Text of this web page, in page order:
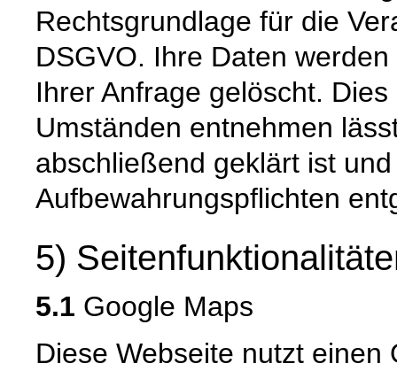
Rechtsgrundlage für die
DSGVO. Ihre Daten
Ihrer Anfrage gelöscht.
Umständen entnehmen
abschließend geklärt ist
Aufbewahrungspflichten
5)
5.1 Google Maps
Diese Webseite nutzt